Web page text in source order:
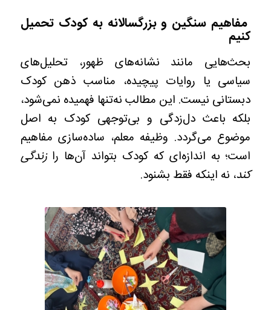
مفاهیم سنگین و بزرگسالانه به کودک تحمیل
کنیم
بحث‌هایی مانند نشانه‌های ظهور، تحلیل‌های
سیاسی یا روایات پیچیده، مناسب ذهن کودک
دبستانی نیست. این مطالب نه‌تنها فهمیده نمی‌شود،
بلکه باعث دل‌زدگی و بی‌توجهی کودک به اصل
موضوع می‌گردد. وظیفه معلم، ساده‌سازی مفاهیم
است؛ به اندازه‌ای که کودک بتواند آن‌ها رازندگی
کند، نه اینکه فقط بشنود.